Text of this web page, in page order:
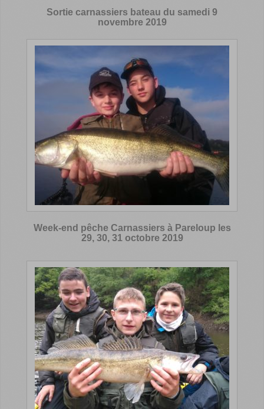
Sortie carnassiers bateau du samedi 9
novembre 2019
Week-end pêche Carnassiers à Pareloup les
29, 30, 31 octobre 2019